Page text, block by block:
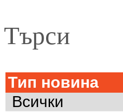
Търси
Тип новина
Всички